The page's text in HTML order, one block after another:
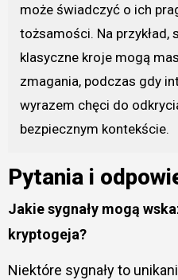
może świadczyć o ich
tożsamości. Na przykład,
klasyczne kroje mogą
zmagania, podczas gdy
wyrazem chęci do
bezpiecznym kontekście.
Pytania i
Jakie sygnały mogą
kryptogeja?
Niektóre sygnały to